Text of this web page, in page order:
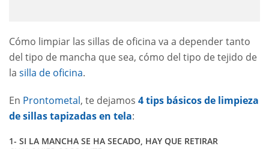
Cómo limpiar las sillas de oficina va a depender tanto
del tipo de mancha que sea, cómo del tipo de tejido de
la silla de oficina.
En Prontometal, te dejamos 4 tips básicos de limpieza
de sillas tapizadas en tela:
1- SI LA MANCHA SE HA SECADO, HAY QUE RETIRAR